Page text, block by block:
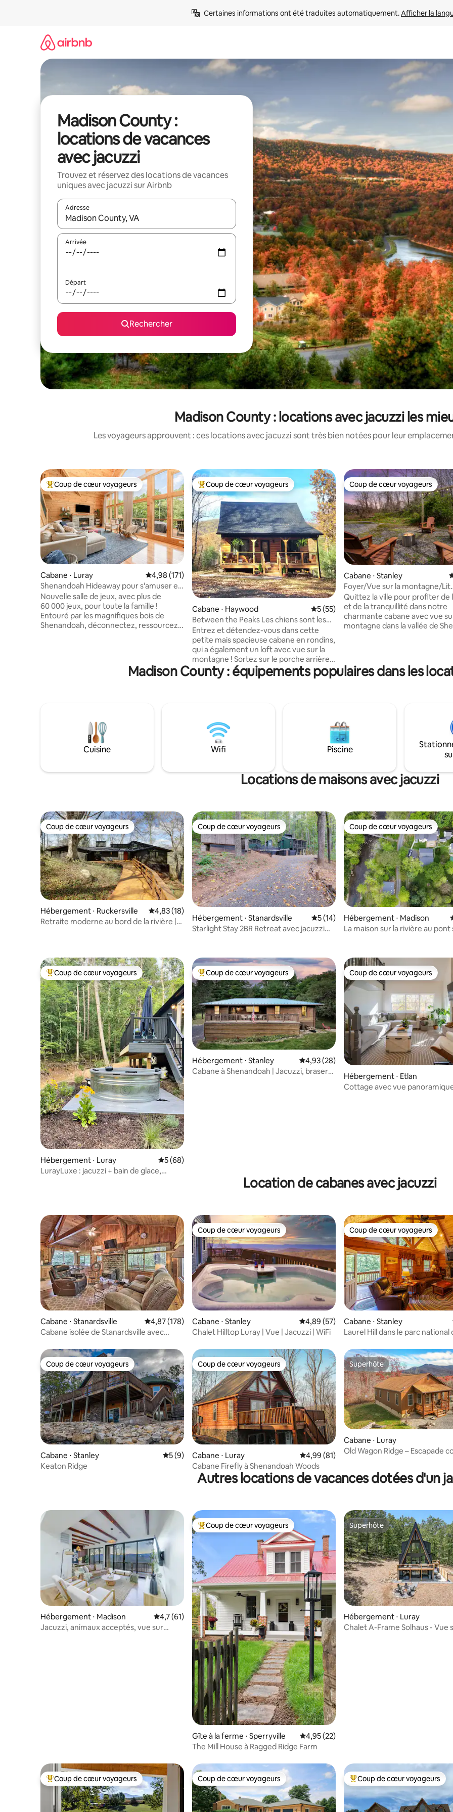
Certaines informations ont été traduites automatiquement. Afficher la
Madison County :
locations de vacances
avec jacuzzi
Trouvez et réservez des locations de vacances
uniques avec jacuzzi sur Airbnb
Adresse
Lorsque les résultats s'affichent, utilisez les flèches vers le haut et vers le bas pour les parcourir ou en appuyant et en
Arrivée
Départ
Rechercher
Madison County : locations avec jacuzzi les
Les voyageurs approuvent : ces locations avec jacuzzi sont très bien notées pour leur
Coups de cœur voyageurs les plus appréciés
Coup de cœur voyageurs
Cabane ⋅ Luray Évaluation moyenne sur la base de 171 commentaires : 4,98 sur 5
4,98 (171)
Shenandoah Hideaway pour s'amuser en
famille ! Nouvelle salle de jeux !
Nouvelle salle de jeux, avec plus de
60 000 jeux, pour toute la famille !
Entouré par les magnifiques bois de
Shenandoah, déconnectez, ressourcez-
Luray et dispose désormais d'une
connexion Internet Starlink pour ceux
griller le dîner sur la terrasse arrière, de
vous prélasser dans le jacuzzi, de jouer à
des jeux de société ou simplement de
vous détendre devant la table de feu.
Coups de cœur voyageurs les plus appréciés
Coup de cœur voyageurs
Cabane ⋅ Haywood Évaluation moyenne sur la base de 55
5 (55)
Between the Peaks Les chiens sont les
bienvenus ! *Jacuzzi*
Entrez et détendez-vous dans cette
petite mais spacieuse cabane en rondins,
qui a également un loft avec vue sur la
montagne ! Sortez sur le porche arrière
pour une vue imprenable sur les
montagnes ! Détendez-vous dans le
la campagne à son meilleur ! Amenez vos
chiens ! ! ! STARLINK WIFI Dans tout le
chalet, vous voyez mon AMOUR pour les
chevaux et les chiens ! Vue sur Old Rag
vous pouvez faire de la randonnée !
Coup de cœur voyageurs
Coup de cœur voyageurs
Cabane ⋅ Stanley
Foyer/Vue sur la montagne/Lit
bébé/Chiens acceptés/Jacuzzi
Quittez la ville pour profiter de
et de la tranquillité dans notre
charmante cabane avec vue
montagne dans la vallée de
notamment un jeu d'arcade, un
et un brasero. Profitez d'un accès facile
minutes Vignobles,
restaurants à proximité Créez des
souvenirs inoubliables à
nous !
Madison County : équipements populaires dans les
Cuisine Wifi Piscine
Locations de maisons avec jacuzzi
Coup de cœur voyageurs
Coup de cœur voyageurs
Hébergement ⋅ Ruckersville Évaluation moyenne sur la base de 18 commentaires : 4,83 sur 5
4,83 (18)
Retraite moderne au bord de la rivière |
Coup de cœur voyageurs
Coup de cœur voyageurs
Hébergement ⋅ Stanardsville Évaluation moyenne sur la base de 14
5 (14)
Starlight Stay 2BR Retreat avec jacuzzi
Coup de cœur voyageurs
Coup de cœur voyageurs
Hébergement ⋅ Madison
La maison sur la rivière au pont
Coups de cœur voyageurs les plus appréciés
Coup de cœur voyageurs
Hébergement ⋅ Luray Évaluation moyenne sur la base de 68 commentaires : 5 sur 5
5 (68)
LurayLuxe : jacuzzi + bain de glace,
Coups de cœur voyageurs les plus appréciés
Coup de cœur voyageurs
Hébergement ⋅ Stanley Évaluation moyenne sur la base de 28
4,93 (28)
Cabane à Shenandoah | Jacuzzi, brasero,
Coup de cœur voyageurs
Coup de cœur voyageurs
Hébergement ⋅ Etlan
Cottage avec vue
Location de cabanes avec jacuzzi
Cabane ⋅ Stanardsville Évaluation moyenne sur la base de 178 commentaires : 4,87 sur 5
4,87 (178)
Cabane isolée de Stanardsville avec
Coup de cœur voyageurs
Coup de cœur voyageurs
Cabane ⋅ Stanley Évaluation moyenne sur la base de 57
4,89 (57)
Chalet Hilltop Luray | Vue | Jacuzzi | WiFi
Coup de cœur voyageurs
Coup de cœur voyageurs
Cabane ⋅ Stanley
Laurel Hill dans le parc national
Coup de cœur voyageurs
Coup de cœur voyageurs
Cabane ⋅ Stanley Évaluation moyenne sur la base de 9 commentaires : 5 sur 5
5 (9)
Keaton Ridge
Coup de cœur voyageurs
Coup de cœur voyageurs
Cabane ⋅ Luray Évaluation moyenne sur la base de 81
4,99 (81)
Cabane Firefly à Shenandoah Woods
Superhôte
Superhôte
Cabane ⋅ Luray
Old Wagon Ridge – Escapade
Autres locations de vacances dotées d'un
Hébergement ⋅ Madison Évaluation moyenne sur la base de 61 commentaires : 4,7 sur 5
4,7 (61)
Jacuzzi, animaux acceptés, vue sur
Coups de cœur voyageurs les plus appréciés
Coup de cœur voyageurs
Gîte à la ferme ⋅ Sperryville Évaluation moyenne sur la base de 22
4,95 (22)
The Mill House à Ragged Ridge Farm
Superhôte
Superhôte
Hébergement ⋅ Luray
Chalet A-Frame Solhaus - Vue
Coups de cœur voyageurs les plus appréciés
Coup de cœur voyageurs Coup de cœur voyageurs
Coup de cœur voyageurs Coups de cœur voyageurs les
Coup de cœur voyageurs